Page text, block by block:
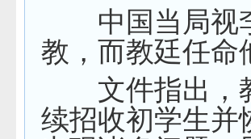
中国当局视
教，而教廷任命
文件指出，
续招收初学生并